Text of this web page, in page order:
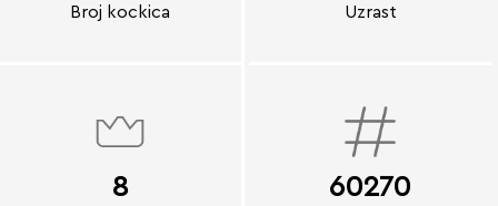
Broj kockica Uzrast
8 60270